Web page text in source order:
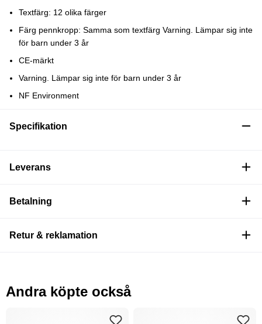
Textfärg: 12 olika färger
Färg pennkropp: Samma som textfärg Varning. Lämpar sig inte
för barn under 3 år
CE-märkt
Varning. Lämpar sig inte för barn under 3 år
NF Environment
Specifikation
Leverans
Betalning
Retur & reklamation
Andra köpte också